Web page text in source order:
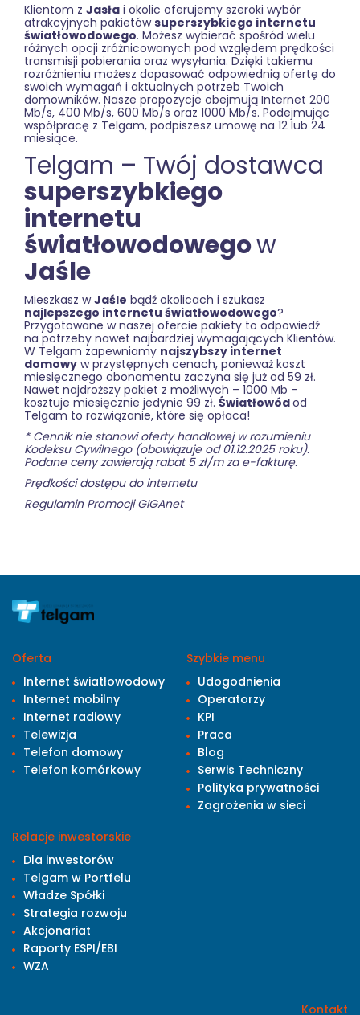
Klientom z Jasła i okolic oferujemy szeroki wybór
atrakcyjnych pakietówsuperszybkiego internetu
światłowodowego. Możesz wybierać spośród wielu
różnych opcji zróżnicowanych pod względem prędkości
transmisji pobierania oraz wysyłania. Dzięki takiemu
rozróżnieniu możesz dopasować odpowiednią ofertę do
swoich wymagań i aktualnych potrzeb Twoich
domowników. Nasze propozycje obejmują Internet 200
Mb/s, 400 Mb/s, 600 Mb/s oraz 1000 Mb/s. Podejmując
współpracę z Telgam, podpiszesz umowę na 12 lub 24
miesiące.
Telgam – Twój dostawca
superszybkiego
internetu
światłowodowegow
Jaśle
Mieszkasz wJaśle bądź okolicach i szukasz
najlepszego internetu światłowodowego?
Przygotowane w naszej ofercie pakiety to odpowiedź
na potrzeby nawet najbardziej wymagających Klientów.
W Telgam zapewniamy najszybszy internet
domowy w przystępnych cenach, ponieważ koszt
miesięcznego abonamentu zaczyna się już od 59 zł.
Nawet najdroższy pakiet z możliwych – 1000 Mb –
kosztuje miesięcznie jedynie 99 zł. Światłowódod
Telgam to rozwiązanie, które się opłaca!
* Cennik nie stanowi oferty handlowej w rozumieniu
Kodeksu Cywilnego (obowiązuje od 01.12.2025 roku).
Podane ceny zawierają rabat 5 zł/m za e-fakturę.
Prędkości dostępu do internetu
Regulamin Promocji GIGAnet
Oferta
Internet światłowodowy
Internet mobilny
Internet radiowy
Telewizja
Telefon domowy
Telefon komórkowy
Szybkie menu
Udogodnienia
Operatorzy
KPI
Praca
Blog
Serwis Techniczny
Polityka prywatności
Zagrożenia w sieci
Relacje inwestorskie
Dla inwestorów
Telgam w Portfelu
Władze Spółki
Strategia rozwoju
Akcjonariat
Raporty ESPI/EBI
WZA
Kontakt